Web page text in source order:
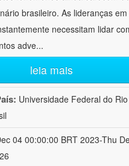
brasileiro. As lideranças
necessitam lidar
adve...
leia mais
Universidade Federal do
04 00:00:00 BRT 2023-Thu